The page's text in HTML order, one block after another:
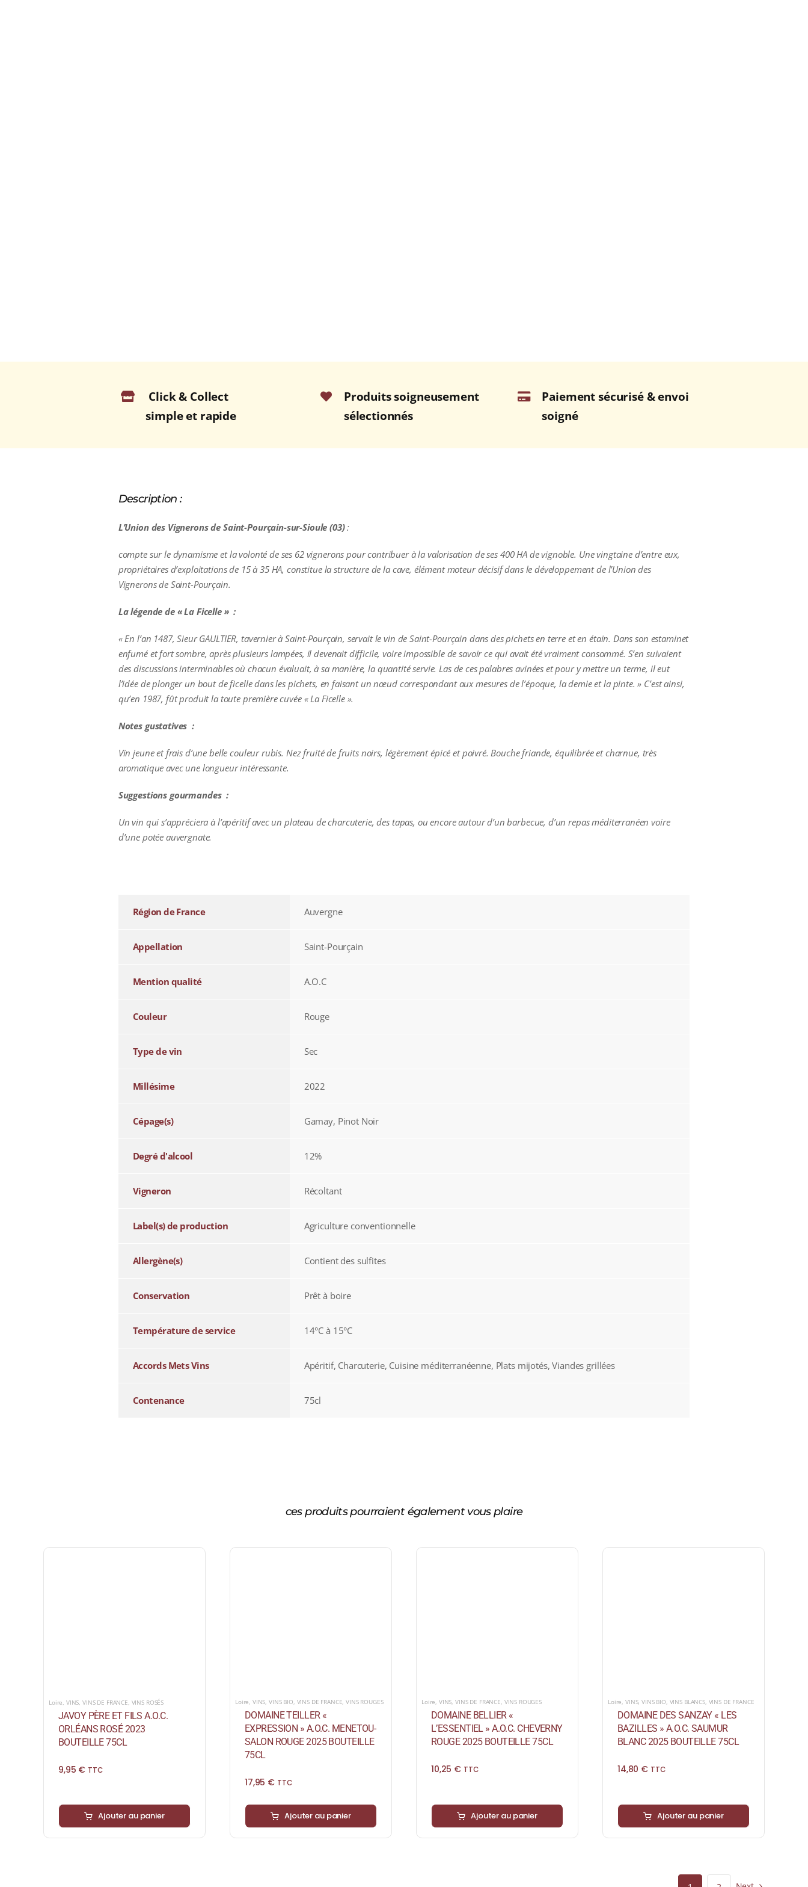
Click & Collect
simple et rapide
Produits soigneusement
sélectionnés
Paiement sécurisé & envoi
soigné
Description :
L’Union des Vignerons de Saint-Pourçain-sur-Sioule (03):
compte sur le dynamisme et la volonté de ses 62 vignerons pour contribuer à la valorisation de ses 400 HA de vignoble. Une vingtaine d’entre eux,
propriétaires d’exploitations de 15 à 35 HA, constitue la structure de la cave, élément moteur décisif dans le développement de l’Union des
Vignerons de Saint-Pourçain.
La légende de « La Ficelle » :
« En l’an 1487, Sieur GAULTIER, tavernier à Saint-Pourçain, servait le vin de Saint-Pourçain dans des pichets en terre et en étain. Dans son estaminet
enfumé et fort sombre, après plusieurs lampées, il devenait difficile, voire impossible de savoir ce qui avait été vraiment consommé. S’en suivaient
des discussions interminables où chacun évaluait, à sa manière, la quantité servie. Las de ces palabres avinées et pour y mettre un terme, il eut
l’idée de plonger un bout de ficelle dans les pichets, en faisant un nœud correspondant aux mesures de l’époque, la demie et la pinte. » C’est ainsi,
qu’en 1987, fût produit la toute première cuvée « La Ficelle ».
Notes gustatives :
Vin jeune et frais d’une belle couleur rubis. Nez fruité de fruits noirs, légèrement épicé et poivré. Bouche friande, équilibrée et charnue, très
aromatique avec une longueur intéressante.
Suggestions gourmandes :
Un vin qui s’appréciera à l’apéritif avec un plateau de charcuterie, des tapas, ou encore autour d’un barbecue, d’un repas méditerranéen voire
d’une potée auvergnate.
Région de France Auvergne
Appellation Saint-Pourçain
Mention qualité A.O.C
Couleur Rouge
Type de vin Sec
Millésime 2022
Cépage(s) Gamay, Pinot Noir
Degré d'alcool 12%
Vigneron Récoltant
Label(s) de production Agriculture conventionnelle
Allergène(s) Contient des sulfites
Conservation Prêt à boire
Température de service 14°C à 15°C
Accords Mets Vins Apéritif, Charcuterie, Cuisine méditerranéenne, Plats mijotés, Viandes grillées
Contenance 75cl
ces produits pourraient également vous plaire
Loire VINS ,VINS DE FRANCE VINS ROSÉS
JAVOY PÈRE ET FILS A.O.C.
ORLÉANS ROSÉ 2023
BOUTEILLE 75CL
9,95 € TTC
Ajouter au panier
Loire, VINS,VINS BIO, VINS DE FRANCE,VINS ROUGES
DOMAINE TEILLER «
EXPRESSION » A.O.C. MENETOU-
SALON ROUGE 2025 BOUTEILLE
75CL
17,95 € TTC
Ajouter au panier
Loire, VINS,VINS DE FRANCE, VINS ROUGES
DOMAINE BELLIER «
L’ESSENTIEL » A.O.C. CHEVERNY
ROUGE 2025 BOUTEILLE 75CL
10,25 € TTC
Ajouter au panier
Loire, VINS,VINS BIO, VINS BLANCS, VINS DE FRANCE
DOMAINE DES SANZAY « LES
BAZILLES » A.O.C. SAUMUR
BLANC 2025 BOUTEILLE 75CL
14,80 € TTC
Ajouter au panier